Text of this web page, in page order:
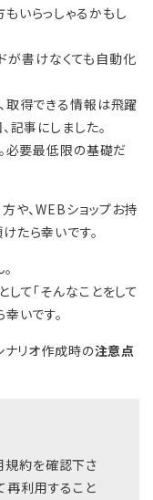
いらっしゃるかもし
書けなくても自動化
取得できる情報は飛躍
記事にしました。
必要最低限の基礎だ
や、WEBショップお持
たら幸いです。
て「そんなことをして
いです。
ナリオ作成時の注意点
約を確認下さ
再利用すること